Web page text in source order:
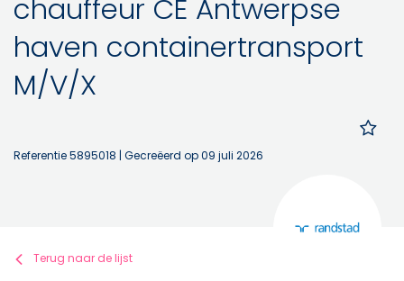
chauffeur CE Antwerpse
haven containertransport
M/V/X
Referentie 5895018 | Gecreëerd op 09 juli 2026
Terug naar de lijst